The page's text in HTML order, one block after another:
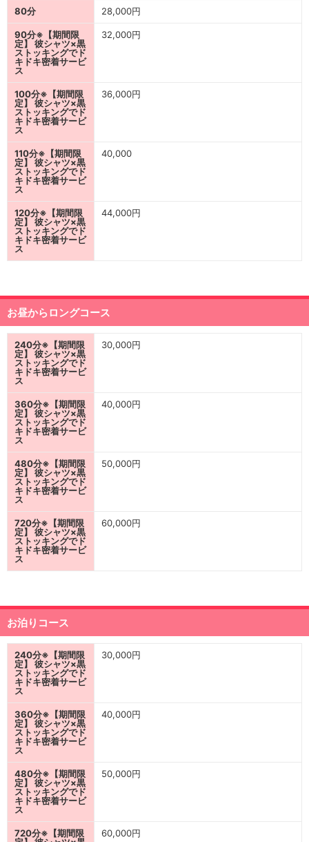
80分 28,000円
90分※【期間限
定】 彼シャツ×黒
ストッキングでド
キドキ密着サービ
ス
32,000円
100分※【期間限
定】 彼シャツ×黒
ストッキングでド
キドキ密着サービ
ス
36,000円
110分※【期間限
定】 彼シャツ×黒
ストッキングでド
キドキ密着サービ
ス
40,000
120分※【期間限
定】 彼シャツ×黒
ストッキングでド
キドキ密着サービ
ス
44,000円
お昼からロングコース
240分※【期間限
定】 彼シャツ×黒
ストッキングでド
キドキ密着サービ
ス
30,000円
360分※【期間限
定】 彼シャツ×黒
ストッキングでド
キドキ密着サービ
ス
40,000円
480分※【期間限
定】 彼シャツ×黒
ストッキングでド
キドキ密着サービ
ス
50,000円
720分※【期間限
定】 彼シャツ×黒
ストッキングでド
キドキ密着サービ
ス
60,000円
お泊りコース
240分※【期間限
定】 彼シャツ×黒
ストッキングでド
キドキ密着サービ
ス
30,000円
360分※【期間限
定】 彼シャツ×黒
ストッキングでド
キドキ密着サービ
ス
40,000円
480分※【期間限
定】 彼シャツ×黒
ストッキングでド
キドキ密着サービ
ス
50,000円
720分※【期間限
60,000円